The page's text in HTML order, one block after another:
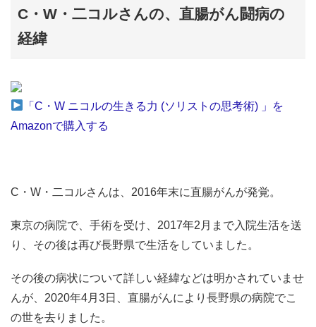
C・W・二コルさんの、直腸がん闘病の
経緯
「C・W ニコルの生きる力 (ソリストの思考術) 」を
Amazonで購入する
C・W・二コルさんは、2016年末に直腸がんが発覚。
東京の病院で、手術を受け、2017年2月まで入院生活を送
り、その後は再び長野県で生活をしていました。
その後の病状について詳しい経緯などは明かされていませ
んが、2020年4月3日、直腸がんにより長野県の病院でこ
の世を去りました。